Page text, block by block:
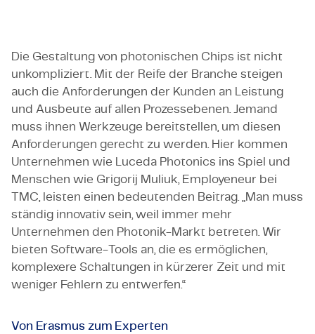
Die Gestaltung von photonischen Chips ist nicht
unkompliziert. Mit der Reife der Branche steigen
auch die Anforderungen der Kunden an Leistung
und Ausbeute auf allen Prozessebenen.
Jemand
muss ihnen Werkzeuge bereitstellen, um diesen
Anforderungen gerecht zu werden. Hier kommen
Unternehmen wie
Luceda Photonics ins Spiel und
Menschen wie Grigorij Muliuk , Employeneur bei
TMC, leisten einen bedeutenden Beitrag.
„Man muss
ständig innovativ sein, weil immer mehr
Unternehmen den Photonik-Markt betreten. Wir
bieten Software-Tools an, die es ermöglichen,
komplexere Schaltungen in kürzerer Zeit und mit
weniger Fehlern zu entwerfen.“
Von Erasmus zum Experten